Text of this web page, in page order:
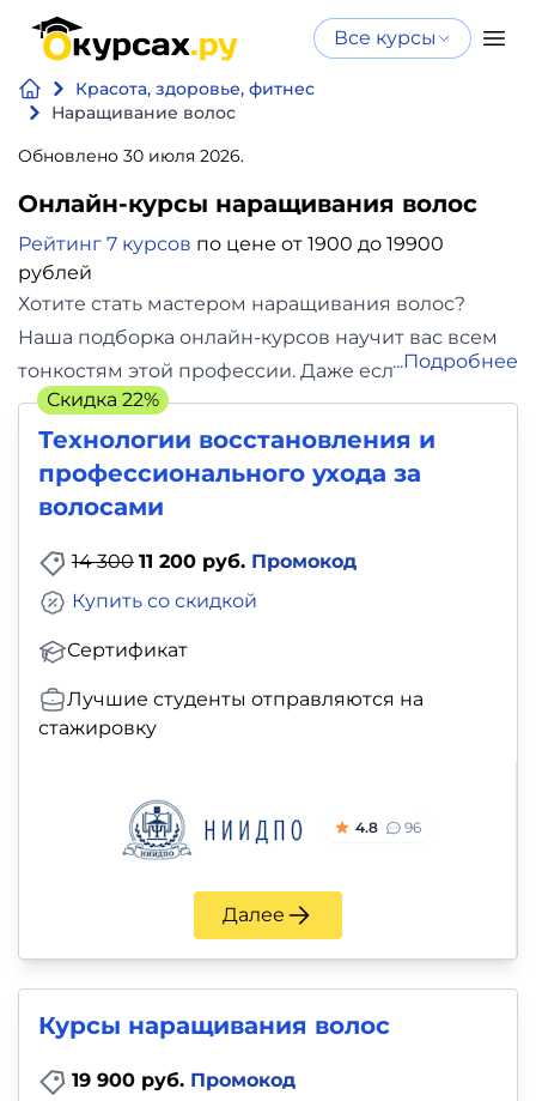
Все курсы
Красота, здоровье, фитнес
Наращивание волос
Обновлено 30 июля 2026.
Онлайн-курсы наращивания волос
Рейтинг 7 курсов по цене от 1900 до 19900
рублей
Хотите стать мастером наращивания волос?
Наша подборка онлайн-курсов научит вас всем
тонкостям этой профессии. Даже если вы
начинающий, вы без труда сможете освоить
различные техники наращивания. Удобный
формат обучения позволит вам заниматься в
любое время и в любом месте. После окончания
прически и уверенно работать в сфере красоты.
Подробнее
Технологии восстановления и
профессионального ухода за
волосами
14 300 11 200 руб. Промокод
Сертификат
Купить со скидкой
Лучшие студенты отправляются на
стажировку
4.8 96
Далее
Скидка 22%
Курсы наращивания волос
19 900 руб. Промокод
Нейросеть
и ИИ
Бизнес
и
финансы
Дизайн
Аналитика
Видео,
аудио
Маркетинг
Иностранный
язык
Для
детей
Красота,
здоровье,
фитнес
Психология
и
Нейросеть и ИИ
интеллекту
Курсы по нейросетям